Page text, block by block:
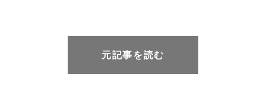
元記事を読む